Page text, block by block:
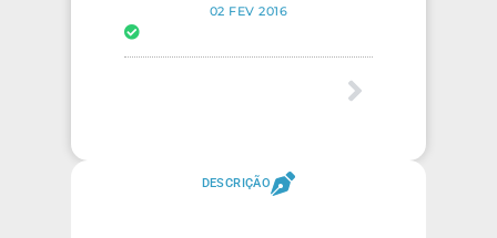
02 FEV 2016
DESCRIÇÃO